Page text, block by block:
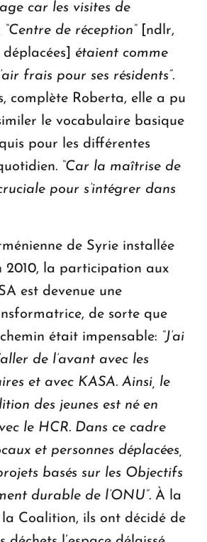
car les visites de
de réception”
[ndlr,
étaient comme
frais pour ses résidents”.
complète Roberta, elle a pu
le vocabulaire basique
pour les différentes
. “Car la maîtrise de
pour s’intégrer dans
de Syrie installée
2010, la participation aux
est devenue une
de sorte que
était impensable: “J’ai
de l’avant avec les
et avec KASA. Ainsi, le
des jeunes est né en
le HCR. Dans ce cadre
et personnes déplacées,
basés sur les Objectifs
durable de l’ONU”. À la
Coalition, ils ont décidé de